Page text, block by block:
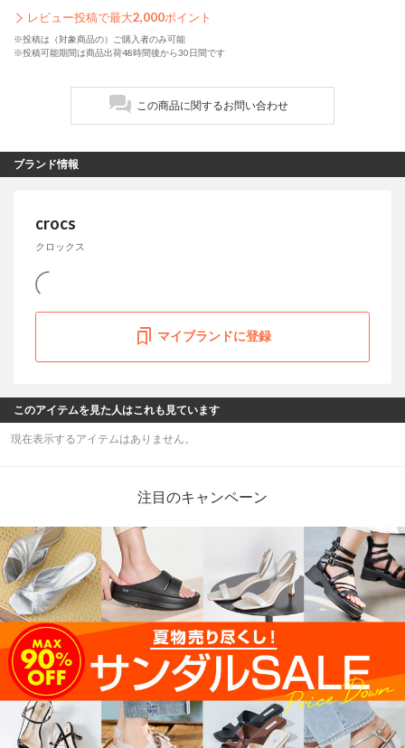
レビュー投稿で最大2,000ポイント
※投稿は（対象商品の）ご購入者のみ可能
※投稿可能期間は商品出荷48時間後から30日間です
この商品に関するお問い合わせ
ブランド情報
crocs
クロックス
マイブランドに登録
このアイテムを見た人はこれも見ています
現在表示するアイテムはありません。
注目のキャンペーン